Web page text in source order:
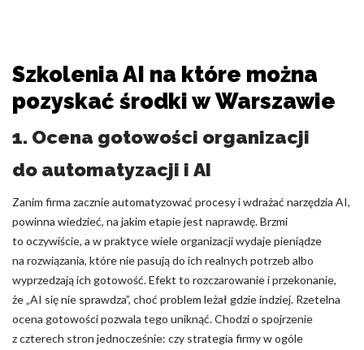
Szkolenia AI na które można
pozyskać środki w Warszawie
1. Ocena gotowości organizacji
do automatyzacji i AI
Zanim firma zacznie automatyzować procesy i wdrażać narzędzia AI,
powinna wiedzieć, na jakim etapie jest naprawdę. Brzmi
to oczywiście, a w praktyce wiele organizacji wydaje pieniądze
na rozwiązania, które nie pasują do ich realnych potrzeb albo
wyprzedzają ich gotowość. Efekt to rozczarowanie i przekonanie,
że „AI się nie sprawdza”, choć problem leżał gdzie indziej. Rzetelna
ocena gotowości pozwala tego uniknąć. Chodzi o spojrzenie
z czterech stron jednocześnie: czy strategia firmy w ogóle